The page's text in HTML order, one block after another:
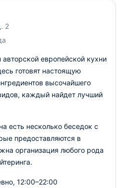
2
европейской кухни
готовят настоящую
высочайшего
каждый найдет лучший
есть несколько беседок с
предоставляются в
организация любого рода
12:00–22:00